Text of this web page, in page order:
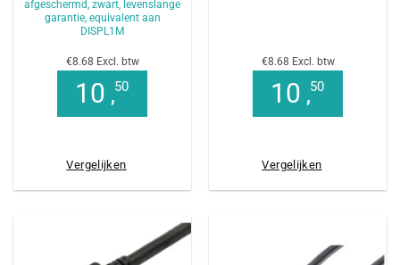
afgeschermd, zwart, levenslange
garantie, equivalent aan
DISPL1M
€8.68 Excl. btw
10 ,50
Vergelijken
€8.68 Excl. btw
10 ,50
Vergelijken